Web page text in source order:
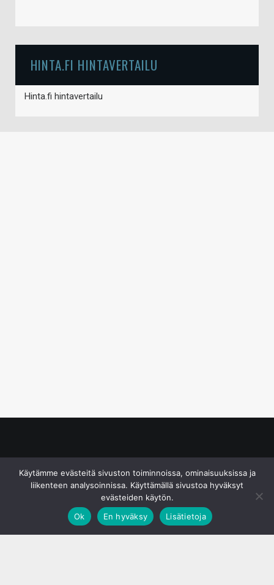
HINTA.FI HINTAVERTAILU
Hinta.fi hintavertailu
Käytämme evästeitä sivuston toiminnoissa, ominaisuuksissa ja
liikenteen analysoinnissa. Käyttämällä sivustoa hyväksyt
evästeiden käytön.
Ok
En hyväksy Lisätietoja